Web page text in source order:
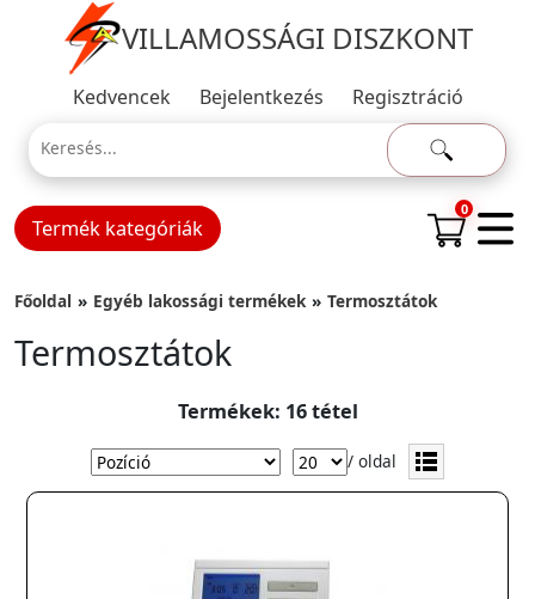
VILLAMOSSÁGI DISZKONT
Kedvencek Bejelentkezés Regisztráció
Termék kategóriák
0
Főoldal Egyéb lakossági termékek Termosztátok
Termosztátok
Termékek: 16 tétel
/ oldal